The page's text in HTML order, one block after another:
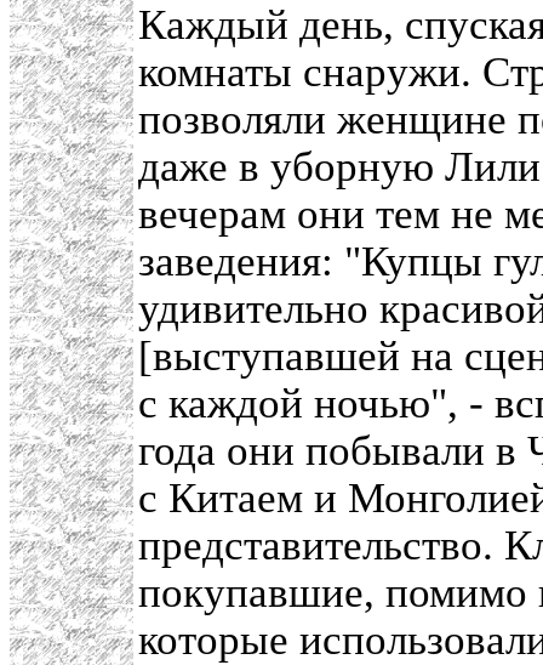
Каждый день,
комнаты снаружи.
позволяли женщине
даже в уборную
вечерам они тем не
заведения: "Купцы
удивительно
[выступавшей на
с каждой ночью", -
года они побывали в
с Китаем и
представительство.
покупавшие, помимо
которые